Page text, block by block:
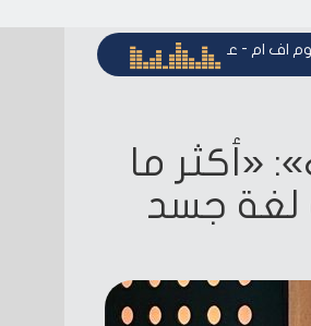
- ام - على كيفك نجوم اف ام - على كيفك
«أكثر ما
لغة جسد